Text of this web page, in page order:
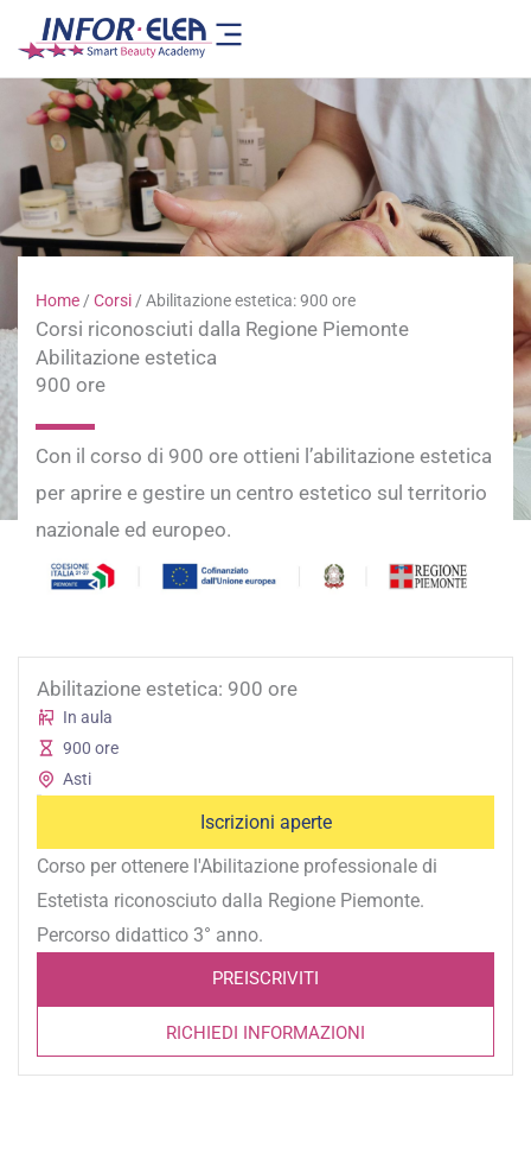
contenuto
Home/ Corsi/ Abilitazione estetica: 900 ore
Corsi riconosciuti dalla Regione Piemonte
Abilitazione estetica
900 ore
Con il corso di 900 ore ottieni l’abilitazione estetica
per aprire e gestire un centro estetico sul territorio
nazionale ed europeo.
Abilitazione estetica: 900 ore
In aula
900 ore
Asti
Iscrizioni aperte
Corso per ottenere l'Abilitazione professionale di
Estetista riconosciuto dalla Regione Piemonte.
Percorso didattico 3° anno.
PREISCRIVITI
RICHIEDI INFORMAZIONI